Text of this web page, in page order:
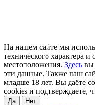
На нашем сайте мы
технического характера
местоположения. Здесь вы
эти данные. Также наш
младше 18 лет. Вы даёте
cookies и подтверждаете,
Да Нет